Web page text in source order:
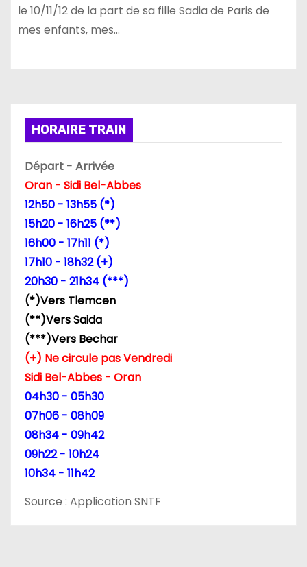
le 10/11/12 de la part de sa fille Sadia de Paris de
mes enfants, mes…
HORAIRE TRAIN
Départ - Arrivée
Oran - Sidi Bel-Abbes
12h50 - 13h55 (*)
15h20 - 16h25 (**)
16h00 - 17h11 (*)
17h10 - 18h32 (+)
20h30 - 21h34 (***)
(*)Vers Tlemcen
(**)Vers Saida
(***)Vers Bechar
(+) Ne circule pas Vendredi
Sidi Bel-Abbes - Oran
04h30 - 05h30
07h06 - 08h09
08h34 - 09h42
09h22 - 10h24
10h34 - 11h42
Source : Application SNTF